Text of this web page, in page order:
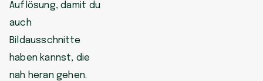
Auflösung, damit du
auch
Bildausschnitte
haben kannst, die
nah heran gehen.